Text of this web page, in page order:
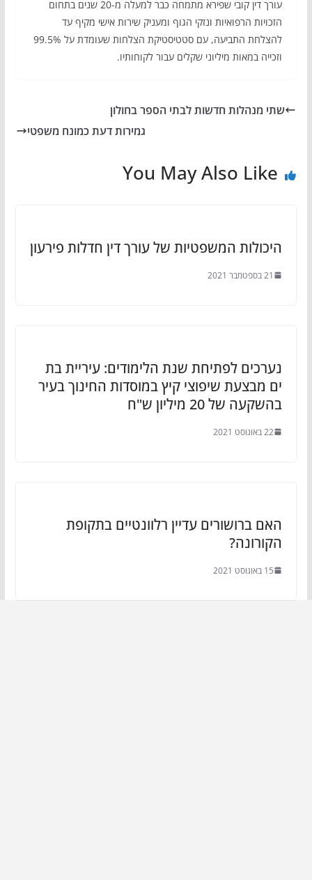
עורך דין קובי שפירא מתמחה כבר למעלה מ-20 שנים בתחום
הזכויות הרפואיות ונזקי הגוף ומעניק שירות אישי מקיף עד
להצלחת התביעה, עם סטטיסטיקת הצלחות שעומדת על 99.5%
וזכייה במאות מיליוני שקלים עבור לקוחותיו.
שתי מנהלות חדשות לבתי הספר בחולון
גמירות דעת כמונח משפטי
You May Also Like
היכולות המשפטיות של עורך דין חדלות פירעון
21 בספטמבר 2021
נערכים לפתיחת שנת הלימודים: עיריית בת
ים מבצעת שיפוצי קיץ במוסדות החינוך בעיר
בהשקעה של 20 מיליון ש"ח
22 באוגוסט 2021
האם ברושורים עדיין רלוונטיים בתקופת
הקורונה?
15 באוגוסט 2021